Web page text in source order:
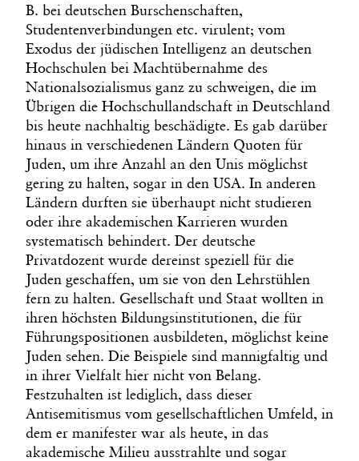
B. bei deutschen Burschenschaften,
Studentenverbindungen etc. virulent; vom
Exodus der jüdischen Intelligenz an deutschen
Hochschulen bei Machtübernahme des
Nationalsozialismus ganz zu schweigen, die im
Übrigen die Hochschullandschaft in Deutschland
bis heute nachhaltig beschädigte. Es gab darüber
hinaus in verschiedenen Ländern Quoten für
Juden, um ihre Anzahl an den Unis möglichst
gering zu halten, sogar in den USA. In anderen
Ländern durften sie überhaupt nicht studieren
oder ihre akademischen Karrieren wurden
systematisch behindert. Der deutsche
Privatdozent wurde dereinst speziell für die
Juden geschaffen, um sie von den Lehrstühlen
fern zu halten. Gesellschaft und Staat wollten in
ihren höchsten Bildungsinstitutionen, die für
Führungspositionen ausbildeten, möglichst keine
Juden sehen. Die Beispiele sind mannigfaltig und
in ihrer Vielfalt hier nicht von Belang.
Festzuhalten ist lediglich, dass dieser
Antisemitismus vom gesellschaftlichen Umfeld, in
dem er manifester war als heute, in das
akademische Milieu ausstrahlte und sogar